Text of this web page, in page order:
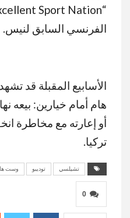
الفرنسي السابق لنيس.
الأسابيع المقبلة قد
هام أمام خيارين: بيعه
أو إعارته مع مخاطرة
تركيا.
تشيلسي توديبو وست
0